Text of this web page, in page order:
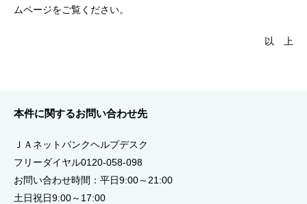
ムページをご覧ください。
以 上
本件に関するお問い合わせ先
ＪＡネットバンクヘルプデスク
フリーダイヤル0120-058-098
お問い合わせ時間：平日9:00～21:00
土日祝日9:00～17:00